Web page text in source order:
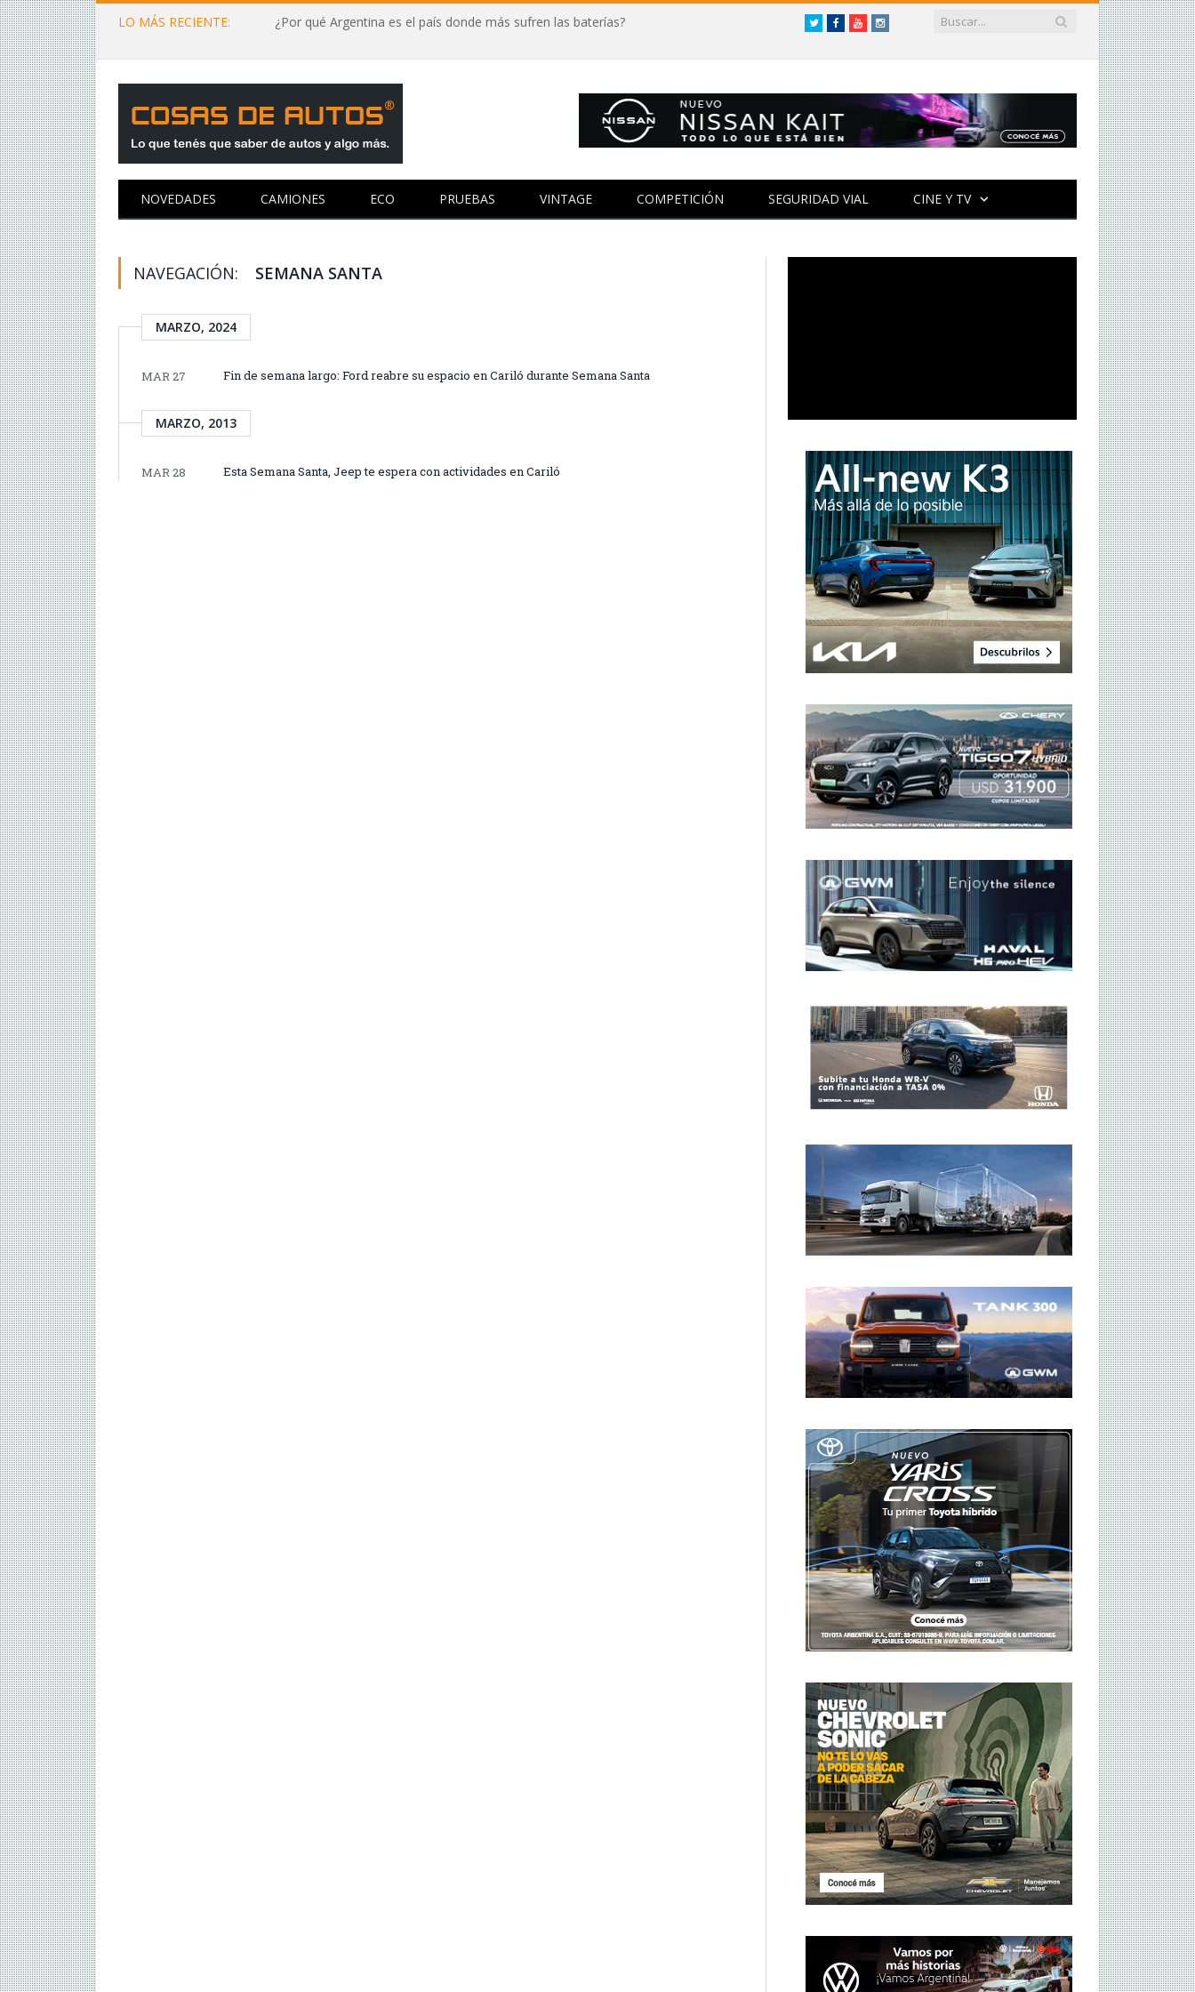
LO MÁS RECIENTE: ¿Por qué Argentina es el país donde más sufren las baterías? TwitterFacebookYouTubeInstagram
NOVEDADES CAMIONES ECO PRUEBAS VINTAGE COMPETICIÓN SEGURIDAD VIAL CINE Y TV
NAVEGACIÓN: SEMANA SANTA
MARZO, 2024
MAR 27 Fin de semana largo: Ford reabre su espacio en Cariló durante Semana Santa
MARZO, 2013
MAR 28 Esta Semana Santa, Jeep te espera con actividades en Cariló